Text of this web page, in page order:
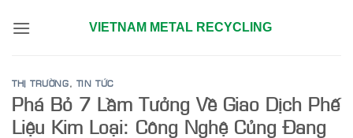
qua
VIETNAM METAL RECYCLING
THỊ TRƯỜNG, TIN TỨC
Phá Bỏ 7 Lầm Tưởng Về Giao Dịch Phế
Liệu Kim Loại: Công Nghệ Củng Đang